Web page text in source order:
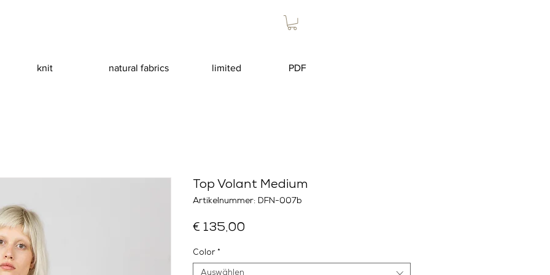
knit limited PDF
natural fabrics
Top Volant Medium
Artikelnummer: DFN-007b
€ 135,00
Color *
Auswählen